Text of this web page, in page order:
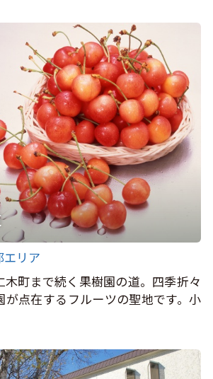
エリア
町まで続く果樹園の道。四季折々
が点在するフルーツの聖地です。小